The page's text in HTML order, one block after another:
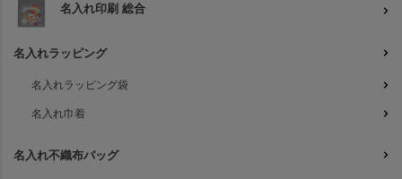
名入れ印刷 総合
名入れラッピング
名入れラッピング袋
名入れ巾着
名入れ不織布バッグ